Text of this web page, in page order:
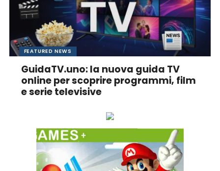
FEATURED NEWS
GuidaTV.uno: la nuova guida TV
online per scoprire programmi, film
e serie televisive